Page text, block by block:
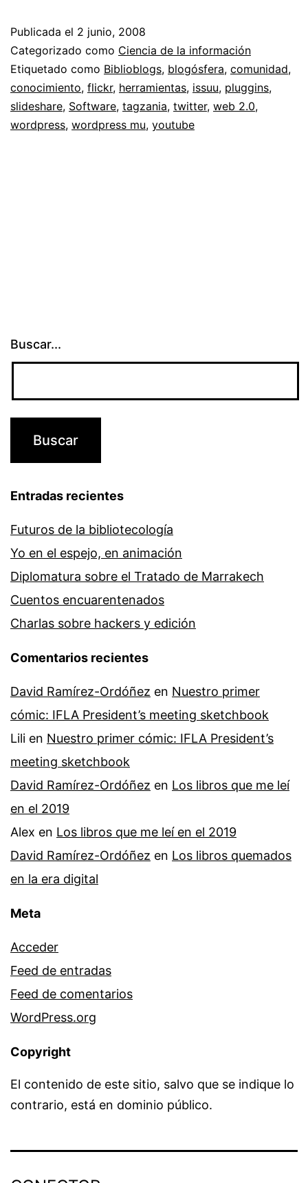
difundir
el
conocimiento
Publicada el 2 junio, 2008
Categorizado como Ciencia de la información
Etiquetado como Biblioblogs, blogósfera, comunidad,
conocimiento, flickr, herramientas, issuu, pluggins,
slideshare, Software, tagzania, twitter, web 2.0,
wordpress, wordpress mu, youtube
Buscar...
Entradas recientes
Futuros de la bibliotecología
Yo en el espejo, en animación
Diplomatura sobre el Tratado de Marrakech
Cuentos encuarentenados
Charlas sobre hackers y edición
Comentarios recientes
David Ramírez-Ordóñez en Nuestro primer
cómic: IFLA President’s meeting sketchbook
Lili en Nuestro primer cómic: IFLA President’s
meeting sketchbook
David Ramírez-Ordóñez en Los libros que me leí
en el 2019
Alex en Los libros que me leí en el 2019
David Ramírez-Ordóñez en Los libros quemados
en la era digital
Meta
Acceder
Feed de entradas
Feed de comentarios
WordPress.org
Copyright
El contenido de este sitio, salvo que se indique lo
contrario, está en dominio público.